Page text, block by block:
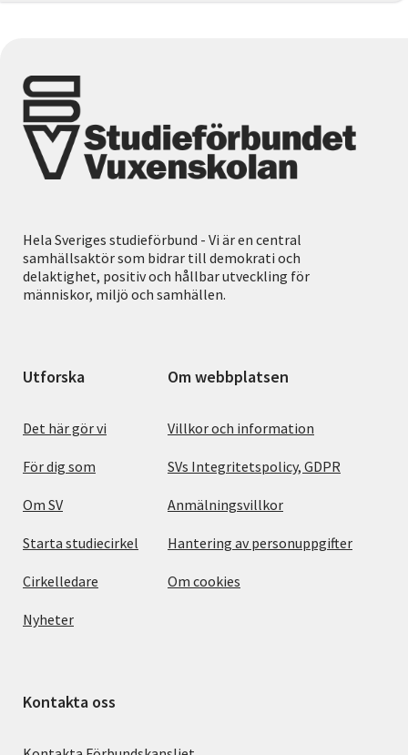
Hela Sveriges studieförbund - Vi är en central
samhällsaktör som bidrar till demokrati och
delaktighet, positiv och hållbar utveckling för
människor, miljö och samhällen.
Utforska
Det här gör vi
För dig som
Om SV
Starta studiecirkel
Cirkelledare
Nyheter
Om webbplatsen
Villkor och information
SVs Integritetspolicy, GDPR
Anmälningsvillkor
Hantering av personuppgifter
Om cookies
Kontakta oss